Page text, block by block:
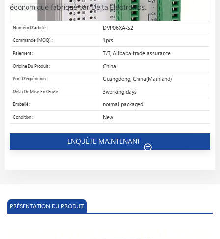
économique fabriqué par Delta Electronics.
Numéro D'article : DVP06XA-S2
Commande (MOQ) : 1pcs
Paiement : T/T, Alibaba trade assurance
Origine Du Produit : China
Port D'expédition : Guangdong, China(Mainland)
Délai De Mise En Œuvre : 3working days
Emballé : normal packaged
Condition : New
ENQUÊTE MAINTENANT
PRÉSENTATION DU PRODUIT